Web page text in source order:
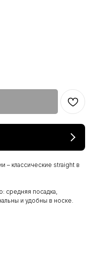
– классические straight в
средняя посадка,
и удобны в носке.